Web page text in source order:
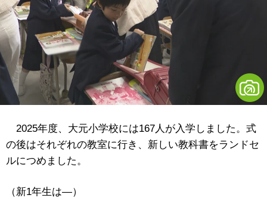
2025年度、大元小学校には167人が入学しました。式
の後はそれぞれの教室に行き、新しい教科書をランドセ
ルにつめました。
（新1年生は―）